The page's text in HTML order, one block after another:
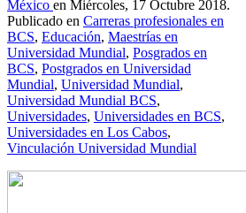
México en Miércoles, 17 Octubre 2018.
Publicado en Carreras profesionales en
BCS, Educación, Maestrías en
Universidad Mundial, Posgrados en
BCS, Postgrados en Universidad
Mundial, Universidad Mundial,
Universidad Mundial BCS,
Universidades, Universidades en BCS,
Universidades en Los Cabos,
Vinculación Universidad Mundial